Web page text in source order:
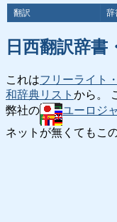
翻訳 辞
日西翻訳辞書
これはフリーライト
和辞典リスト から。
弊社の
ユーロジ
ネットが無くてもこ